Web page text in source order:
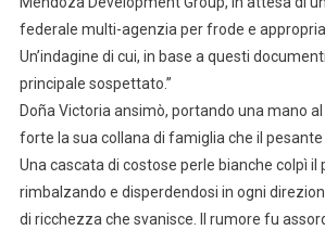
federale multi-agenzia per frode e
Un’indagine di cui, in base a questi
principale sospettato.”
Doña Victoria ansimò, portando una mano
forte la sua collana di famiglia che il
Una cascata di costose perle bianche colpì il
rimbalzando e disperdendosi in ogni
di ricchezza che svanisce. Il rumore fu